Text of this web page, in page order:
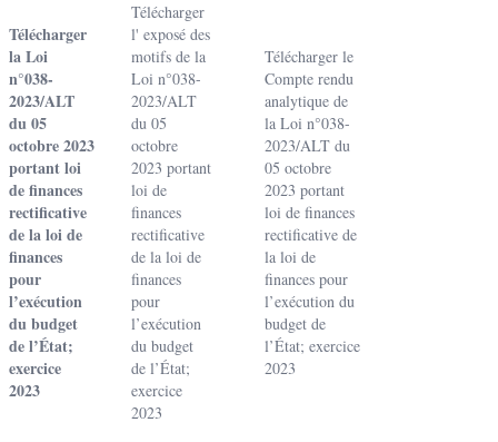
Télécharger
la Loi
n°038-
2023/ALT
du 05
octobre 2023
portant loi
de finances
rectificative
de la loi de
finances
pour
l’exécution
du budget
de l’État;
exercice
2023
Télécharger
l' exposé des
motifs de la
Loi n°038-
2023/ALT
du 05
octobre
2023 portant
loi de
finances
rectificative
de la loi de
finances
pour
l’exécution
du budget
de l’État;
exercice
2023
Télécharger le
Compte rendu
analytique de
la Loi n°038-
2023/ALT du
05 octobre
2023 portant
loi de finances
rectificative de
la loi de
finances pour
l’exécution du
budget de
l’État; exercice
2023